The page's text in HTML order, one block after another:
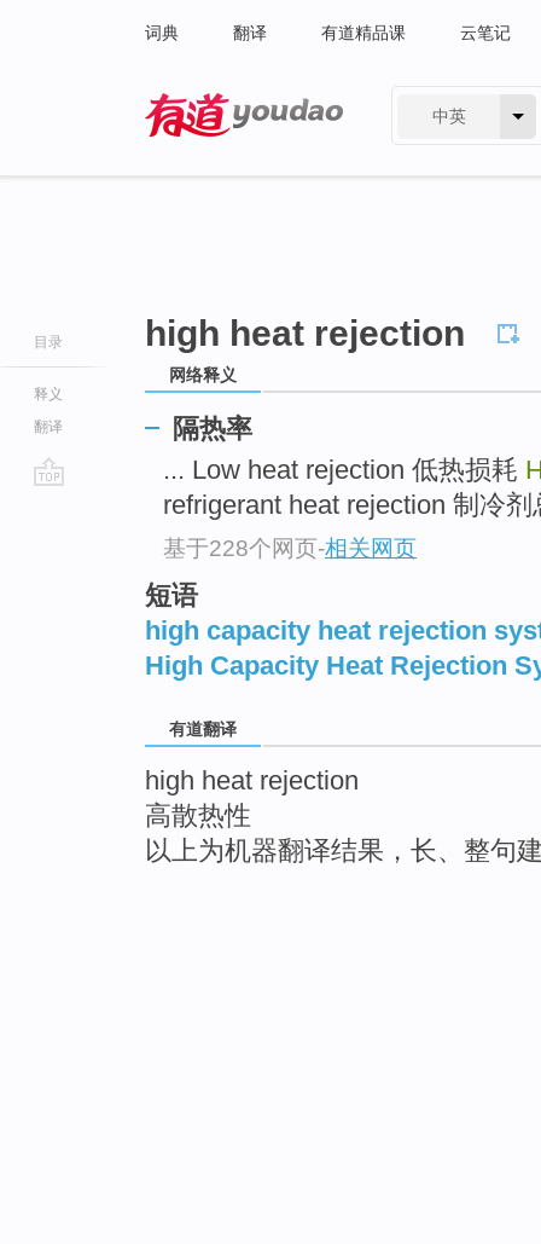
词典 翻译 有道精品课 云笔记
中英
目录
释义
翻译
high heat rejection
网络释义
隔热率
... Low heat rejection 低热损耗
refrigerant heat rejection 制冷
基于228个网页-相关网页
短语
high capacity heat rejection
High Capacity Heat Rejection
有道翻译
high heat rejection
高散热性
以上为机器翻译结果，长、整句